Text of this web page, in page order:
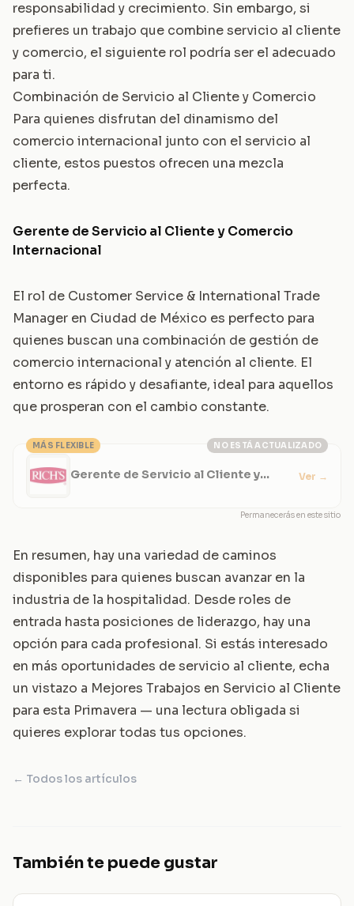
responsabilidad y crecimiento. Sin embargo, si
prefieres un trabajo que combine servicio al cliente
y comercio, el siguiente rol podría ser el adecuado
para ti.
Combinación de Servicio al Cliente y Comercio
Para quienes disfrutan del dinamismo del
comercio internacional junto con el servicio al
cliente, estos puestos ofrecen una mezcla
perfecta.
Gerente de Servicio al Cliente y Comercio
Internacional
El rol de Customer Service & International Trade
Manager en Ciudad de México es perfecto para
quienes buscan una combinación de gestión de
comercio internacional y atención al cliente. El
entorno es rápido y desafiante, ideal para aquellos
que prosperan con el cambio constante.
NO ESTÁ ACTUALIZADO
MÁS FLEXIBLE
Gerente de Servicio al Cliente y
Ver →
Permanecerás en este sitio
En resumen, hay una variedad de caminos
disponibles para quienes buscan avanzar en la
industria de la hospitalidad. Desde roles de
entrada hasta posiciones de liderazgo, hay una
opción para cada profesional. Si estás interesado
en más oportunidades de servicio al cliente, echa
un vistazo a Mejores Trabajos en Servicio al Cliente
para esta Primavera — una lectura obligada si
quieres explorar todas tus opciones.
← Todos los artículos
También te puede gustar